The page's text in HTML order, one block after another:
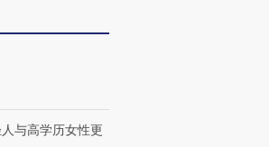
与高学历女性更